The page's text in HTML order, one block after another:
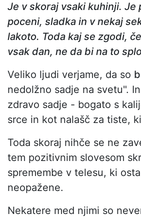
Je v skoraj vsaki kuhinji. Je
poceni, sladka in v nekaj
lakoto. Toda kaj se zgodi,
vsak dan, ne da bi na to
Veliko ljudi verjame, da so
nedolžno sadje na svetu".
zdravo sadje - bogato s
srce in kot nalašč za tiste,
Toda skoraj nihče se ne
tem pozitivnim slovesom
spremembe v telesu, ki
neopažene.
Nekatere med njimi so